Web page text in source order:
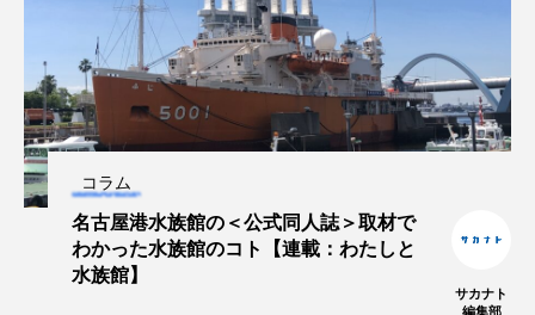
ヤッコ ヤドカリ ヤマトシマドジョウ
ヤマトヌマエビ ヤミヨキセワタ
ユメタチモドキ ヨウラククラゲ ヨコエビ
ヨツメウオ
コラム
名古屋港水族館の＜公式同人誌＞取材で
わかった水族館のコト【連載：わたしと
水族館】
サカナト
編集部